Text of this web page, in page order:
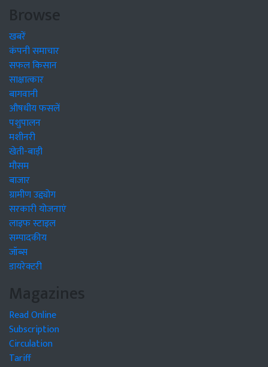
Browse
खबरें
कंपनी समाचार
सफल किसान
साक्षात्कार
बागवानी
औषधीय फसलें
पशुपालन
मशीनरी
खेती-बाड़ी
मौसम
बाजार
ग्रामीण उद्द्योग
सरकारी योजनाएं
लाइफ स्टाइल
सम्पादकीय
जॉब्स
डायरेक्टरी
Magazines
Read Online
Subscription
Circulation
Tariff